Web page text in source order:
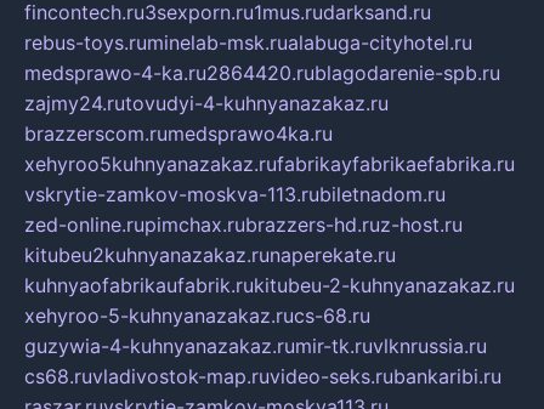
fincontech.ru3sexporn.ru1mus.rudarksand.ru
rebus-toys.ruminelab-msk.rualabuga-cityhotel.ru
medsprawo-4-ka.ru2864420.rublagodarenie-spb.ru
zajmy24.rutovudyi-4-kuhnyanazakaz.ru
brazzerscom.rumedsprawo4ka.ru
xehyroo5kuhnyanazakaz.rufabrikayfabrikaefabrika.ru
vskrytie-zamkov-moskva-113.rubiletnadom.ru
zed-online.rupimchax.rubrazzers-hd.ruz-host.ru
kitubeu2kuhnyanazakaz.runaperekate.ru
kuhnyaofabrikaufabrik.rukitubeu-2-kuhnyanazakaz.ru
xehyroo-5-kuhnyanazakaz.rucs-68.ru
guzywia-4-kuhnyanazakaz.rumir-tk.ruvlknrussia.ru
cs68.ruvladivostok-map.ruvideo-seks.rubankaribi.ru